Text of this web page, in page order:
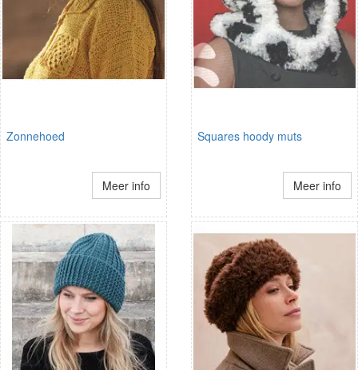
Zonnehoed
Meer info
Squares hoody muts
Meer info